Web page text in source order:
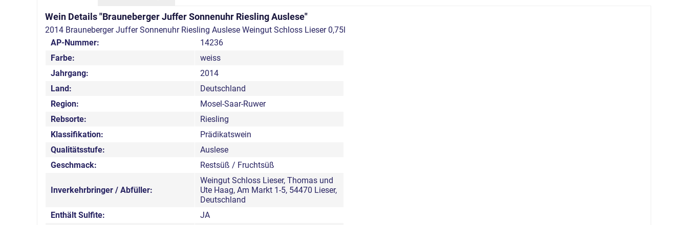
Wein Details "Brauneberger Juffer Sonnenuhr Riesling Auslese"
2014 Brauneberger Juffer Sonnenuhr Riesling Auslese Weingut Schloss Lieser 0,75l
AP-Nummer:
14236
Farbe:
weiss
Jahrgang:
2014
Land:
Deutschland
Region:
Mosel-Saar-Ruwer
Rebsorte:
Riesling
Klassifikation:
Prädikatswein
Qualitätsstufe:
Auslese
Geschmack:
Restsüß / Fruchtsüß
Inverkehrbringer / Abfüller:
Weingut Schloss Lieser, Thomas und
Ute Haag, Am Markt 1-5, 54470 Lieser,
Deutschland
Enthält Sulfite:
JA